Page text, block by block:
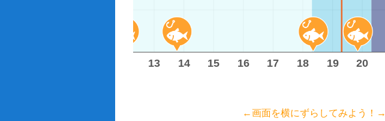
13 14 15 16 17 18 19 20
←画面を横にずらしてみよう！→